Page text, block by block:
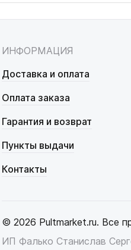
ИНФОРМАЦИЯ
Доставка и оплата
Оплата заказа
Гарантия и возврат
Пункты выдачи
Контакты
© 2026 Pultmarket.ru. Все
ИП Фалько Станислав